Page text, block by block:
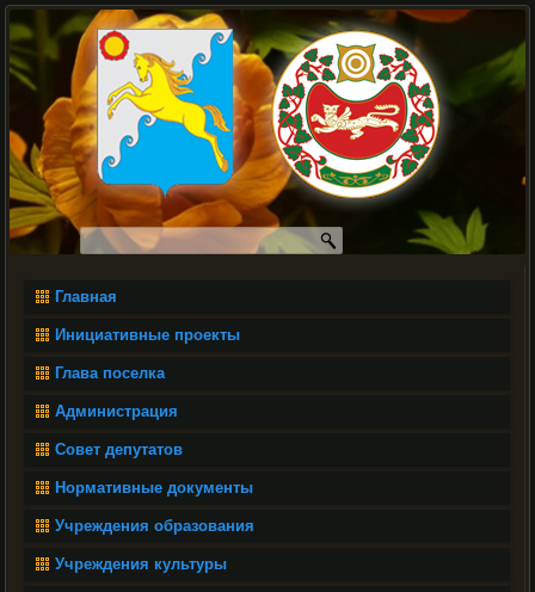
Главная
Инициативные проекты
Глава поселка
Администрация
Совет депутатов
Нормативные документы
Учреждения образования
Учреждения культуры